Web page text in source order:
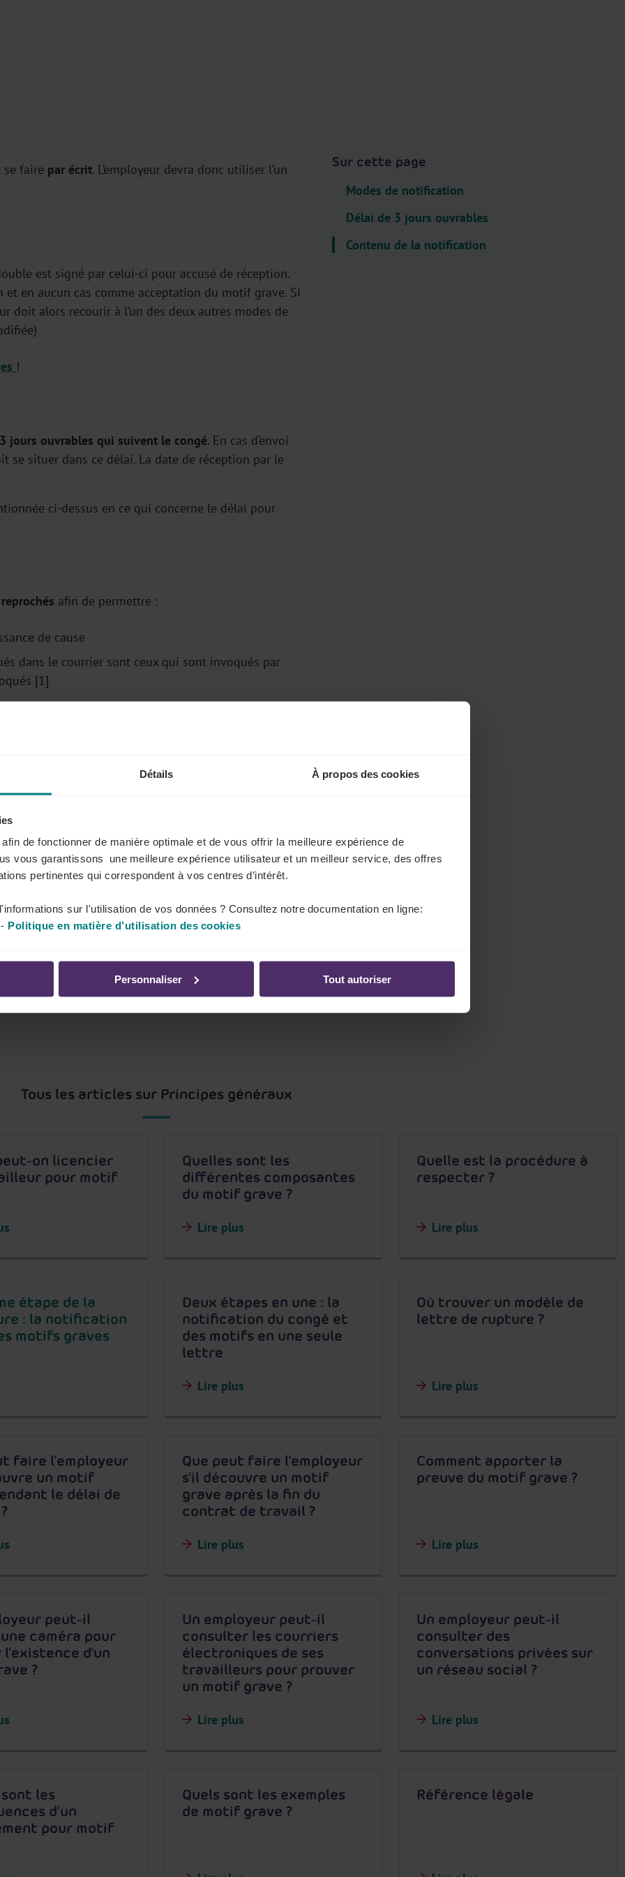
Détails À propos des cookies
de fonctionner de manière optimale et de vous offrir la meilleure expérience de
vous garantissons une meilleure expérience utilisateur et un meilleur service, des offres
pertinentes qui correspondent à vos centres d’intérêt.
sur l'utilisation de vos données ? Consultez notre documentation en ligne:
- Politique en matière d’utilisation des cookies
Personnaliser Tout autoriser
faire par écrit. L’employeur devra donc utiliser l’un
est signé par celui-ci pour accusé de réception.
en aucun cas comme acceptation du motif grave. Si
doit alors recourir à l’un des deux autres modes de
!
jours ouvrables qui suivent le congé. En cas d’envoi
se situer dans ce délai. La date de réception par le
ci-dessus en ce qui concerne le délai pour
afin de permettre :
de cause
dans le courrier sont ceux qui sont invoqués par
[1]
ne peuvent plus être invoqués par le juge
telles que "absences injustifiées", "insubordination",
des faits, l’existence de témoins éventuels, ce que
répété du manquement, les faits antérieurs
avertissements que vous avez déjà adressés
dans un arrêt du 24 octobre 2018.
un arrêt du 13 mai 2019. Des faits antérieurs
aggravante du fait invoqué doivent par
Sur cette page
Modes de notification
Délai de 3 jours ouvrables
Contenu de la notification
Tous les articles sur Principes généraux
on licencier
pour motif
Quelles sont les
différentes composantes
du motif grave ?
Lire plus
Quelle est la procédure à
respecter ?
Lire plus
étape de la
: la notification
motifs graves
Deux étapes en une : la
notification du congé et
des motifs en une seule
lettre
Lire plus
Où trouver un modèle de
lettre de rupture ?
Lire plus
faire l'employeur
un motif
le délai de
Que peut faire l'employeur
s'il découvre un motif
grave après la fin du
contrat de travail ?
Lire plus
Comment apporter la
preuve du motif grave ?
Lire plus
peut-il
caméra pour
l'existence d'un
?
Un employeur peut-il
consulter les courriers
électroniques de ses
travailleurs pour prouver
un motif grave ?
Lire plus
Un employeur peut-il
consulter des
conversations privées sur
un réseau social ?
Lire plus
les
d’un
pour motif
Quels sont les exemples
de motif grave ?
Référence légale